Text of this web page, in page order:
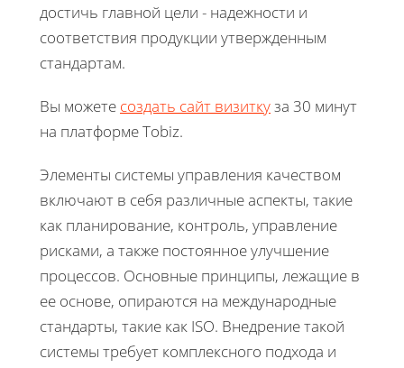
достичь главной цели - надежности и
соответствия продукции утвержденным
стандартам.
Вы можете создать сайт визиткуза 30 минут
на платформе Tobiz.
Элементы системы управления качеством
включают в себя различные аспекты, такие
как планирование, контроль, управление
рисками, а также постоянное улучшение
процессов. Основные принципы, лежащие в
ее основе, опираются на международные
стандарты, такие как ISO. Внедрение такой
системы требует комплексного подхода и